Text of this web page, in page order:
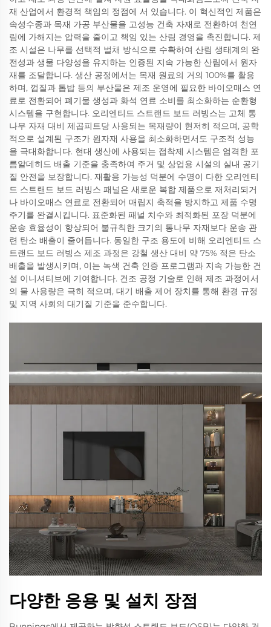
재 산업에서 환경적 책임의 정점에 서 있습니다. 이 혁신적인 제품은
속성수종과 목재 가공 부산물을 고성능 건축 자재로 전환하여 천연
림에 가해지는 압력을 줄이고 책임 있는 산림 경영을 촉진합니다. 제
조 시설은 나무를 선택적 벌채 방식으로 수확하여 산림 생태계의 완
전성과 생물 다양성을 유지하는 인증된 지속 가능한 산림에서 원자
재를 조달합니다. 생산 공정에서는 목재 원료의 거의 100%를 활용
하며, 껍질과 톱밥 등의 부산물은 제조 운영에 필요한 바이오매스 연
료로 전환되어 폐기물 생성과 화석 연료 소비를 최소화하는 순환형
시스템을 구현합니다. 오리엔티드 스트랜드 보드 러빙스는 고체 통
나무 자재 대비 제곱피트당 사용되는 목재량이 현저히 적으며, 공학
적으로 설계된 구조가 원자재 사용을 최소화하면서도 구조적 성능
을 극대화합니다. 현대 생산에 사용되는 접착제 시스템은 엄격한 포
름알데히드 배출 기준을 충족하여 주거 및 상업용 시설의 실내 공기
질 안전을 보장합니다. 재활용 가능성 덕분에 수명이 다한 오리엔티
드 스트랜드 보드 러빙스 패널은 새로운 복합 제품으로 재처리되거
나 바이오매스 연료로 전환되어 매립지 축적을 방지하고 제품 수명
주기를 완결시킵니다. 표준화된 패널 치수와 최적화된 포장 덕분에
운송 효율성이 향상되어 불규칙한 크기의 통나무 자재보다 운송 관
련 탄소 배출이 줄어듭니다. 동일한 구조 용도에 비해 오리엔티드 스
트랜드 보드 러빙스 제조 과정은 강철 생산 대비 약 75% 적은 탄소
배출을 발생시키며, 이는 녹색 건축 인증 프로그램과 지속 가능한 건
설 이니셔티브에 기여합니다. 건조 공정 기술로 인해 제조 과정에서
의 물 사용량은 극히 적으며, 대기 배출 제어 장치를 통해 환경 규정
및 지역 사회의 대기질 기준을 준수합니다.
다양한 응용 및 설치 장점